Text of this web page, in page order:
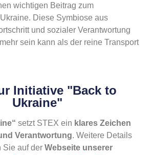
wichtigen Beitrag zum
Diese Symbiose aus
und sozialer Verantwortung
sein kann als der reine Transport
Initiative "Back to
Ukraine"
setzt STEX ein klares Zeichen
Verantwortung. Weitere Details
Sie auf der Webseite unserer